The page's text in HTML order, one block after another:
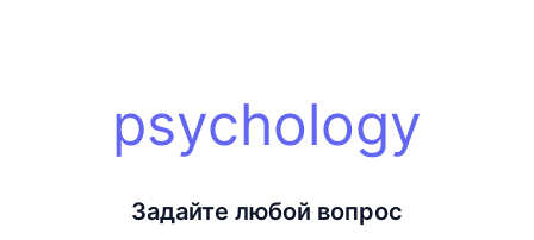
psychology
Задайте любой вопрос